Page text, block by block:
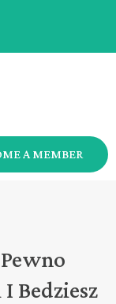
A MEMBER
Bedziesz